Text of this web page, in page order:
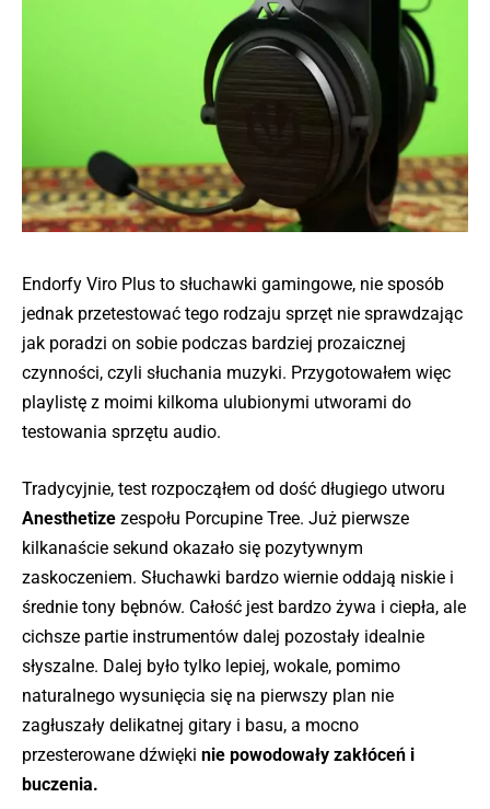
Endorfy Viro Plus to słuchawki gamingowe, nie sposób
jednak przetestować tego rodzaju sprzęt nie sprawdzając
jak poradzi on sobie podczas bardziej prozaicznej
czynności, czyli słuchania muzyki. Przygotowałem więc
playlistę z moimi kilkoma ulubionymi utworami do
testowania sprzętu audio.
Tradycyjnie, test rozpocząłem od dość długiego utworu
Anesthetize zespołu Porcupine Tree. Już pierwsze
kilkanaście sekund okazało się pozytywnym
zaskoczeniem. Słuchawki bardzo wiernie oddają niskie i
średnie tony bębnów. Całość jest bardzo żywa i ciepła, ale
cichsze partie instrumentów dalej pozostały idealnie
słyszalne. Dalej było tylko lepiej, wokale, pomimo
naturalnego wysunięcia się na pierwszy plan nie
zagłuszały delikatnej gitary i basu, a mocno
przesterowane dźwięki nie powodowały zakłóceń i
buczenia.